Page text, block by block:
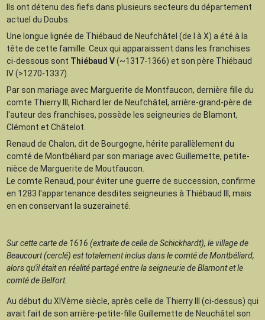
Ils ont détenu des fiefs dans plusieurs secteurs du département
actuel du Doubs.
Une longue lignée de Thiébaud de Neufchâtel (de I à X) a été à la
tête de cette famille. Ceux qui apparaissent dans les franchises
ci-dessous sont Thiébaud V(~1317-1366) et son père Thiébaud
IV (>1270-1337).
Par son mariage avec Marguerite de Montfaucon, dernière fille du
comte Thierry III, Richard Ier de Neufchâtel, arrière-grand-père de
l'auteur des franchises, possède les seigneuries de Blamont,
Clémont et Châtelot.
Renaud de Chalon, dit de Bourgogne, hérite parallèlement du
comté de Montbéliard par son mariage avec Guillemette, petite-
nièce de Marguerite de Moutfaucon.
Le comte Renaud, pour éviter une guerre de succession, confirme
en 1283 l'appartenance desdites seigneuries à Thiébaud III, mais
en en conservant la suzeraineté.
Sur cette carte de 1616 (extraite de celle de Schickhardt), le village de
Beaucourt (cerclé) est totalement inclus dans le comté de Montbéliard,
alors qu'il était en réalité partagé entre la seigneurie de Blamont et le
comté de Belfort.
Au début du XIVème siècle, après celle de Thierry III (ci-dessus) qui
avait fait de son arrière-petite-fille Guillemette de Neuchâtel son